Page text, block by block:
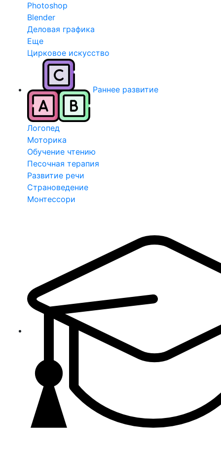
Photoshop
Blender
Деловая графика
Еще
Цирковое искусство
Раннее развитие
Логопед
Моторика
Обучение чтению
Песочная терапия
Развитие речи
Страноведение
Монтессори